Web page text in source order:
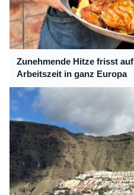
Zunehmende Hitze frisst
Arbeitszeit in ganz Europa